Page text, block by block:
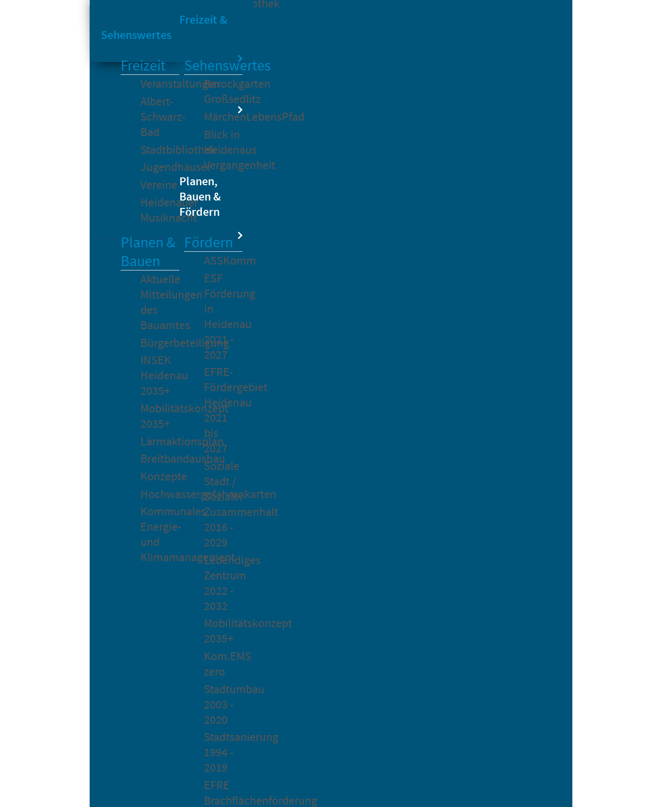
Bikesharing
Stadtbibliothek
Freizeit &
Sehenswertes
Freizeit
Veranstaltungen
Albert-
Schwarz-
Bad
Stadtbibliothek
Jugendhäuser
Vereine
Heidenauer
Musiknacht
Sehenswertes
Barockgarten
Großsedlitz
MärchenLebensPfad
Blick in
Heidenaus
Vergangenheit
Planen,
Bauen &
Fördern
Planen &
Bauen
Aktuelle
Mitteilungen
des
Bauamtes
Bürgerbeteiligung
INSEK
Heidenau
2035+
Mobilitätskonzept
2035+
Lärmaktionsplan
Breitbandausbau
Konzepte
Hochwassergefahrenkarten
Kommunales
Energie-
und
Klimamanagement
Fördern
ASSKomm
ESF
Förderung
in
Heidenau
2021 -
2027
EFRE-
Fördergebiet
Heidenau
2021
bis
2027
Soziale
Stadt /
Sozialer
Zusammenhalt
2016 -
2029
Lebendiges
Zentrum
2022 -
2032
Mobilitätskonzept
2035+
Kom.EMS
zero
Stadtumbau
2003 -
2020
Stadtsanierung
1994 -
2019
EFRE
Brachflächenförderung